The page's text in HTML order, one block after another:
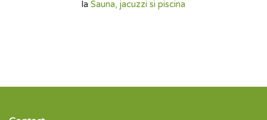
la Sauna, jacuzzi si piscina